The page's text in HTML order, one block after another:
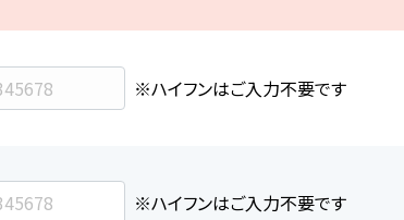
※ハイフンはご入力不要です
※ハイフンはご入力不要です